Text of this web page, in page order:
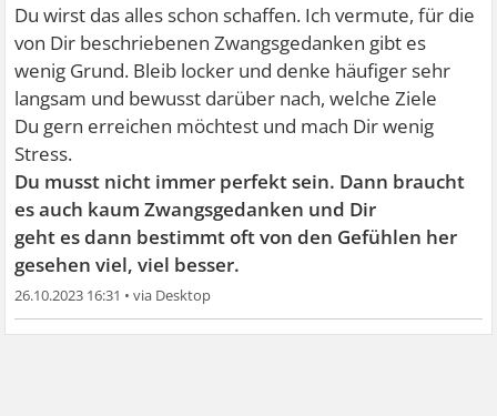
Du wirst das alles schon schaffen. Ich vermute, für die
von Dir beschriebenen Zwangsgedanken gibt es
wenig Grund. Bleib locker und denke häufiger sehr
langsam und bewusst darüber nach, welche Ziele
Du gern erreichen möchtest und mach Dir wenig
Stress.
Du musst nicht immer perfekt sein. Dann braucht
es auch kaum Zwangsgedanken und Dir
geht es dann bestimmt oft von den Gefühlen her
gesehen viel, viel besser.
26.10.2023 16:31 •